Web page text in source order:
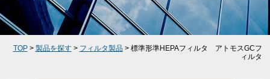
TOP> 製品を探す> フィルタ製品> 標準形準HEPAフィルタ アトモスGCフ
ィルタ